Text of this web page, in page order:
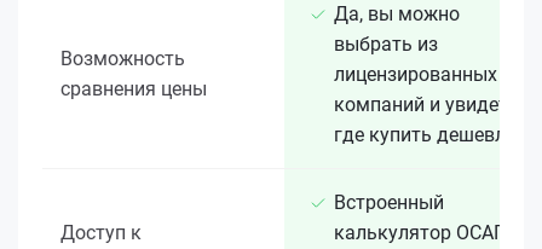
Возможность
сравнения цены
Да, вы можно
выбрать из
лицензированных 15+
компаний и увидеть,
где купить дешевле
Доступ к
Встроенный
калькулятор ОСАГО